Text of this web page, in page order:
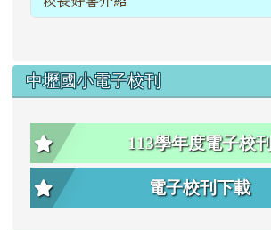
中壢國小電子校刊
113學年度電子校刊
電子校刊下載